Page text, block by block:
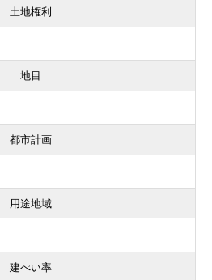
土地権利
地目
都市計画
用途地域
建ぺい率